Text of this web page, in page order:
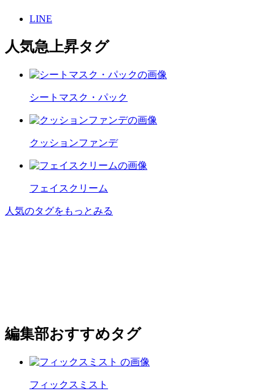
LINE
人気急上昇タグ
シートマスク・パック
クッションファンデ
フェイスクリーム
人気のタグをもっとみる
編集部おすすめタグ
フィックスミスト